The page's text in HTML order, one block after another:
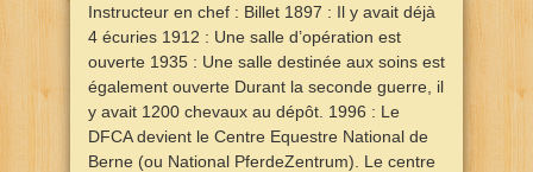
Instructeur en chef : Billet 1897 : Il y avait déjà
4 écuries 1912 : Une salle d’opération est
ouverte 1935 : Une salle destinée aux soins est
également ouverte Durant la seconde guerre, il
y avait 1200 chevaux au dépôt. 1996 : Le
DFCA devient le Centre Equestre National de
Berne (ou National PferdeZentrum). Le centre